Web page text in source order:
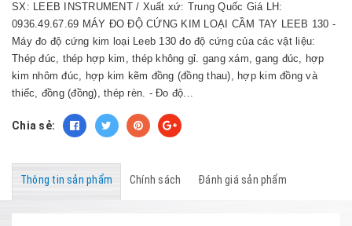
SX: LEEB INSTRUMENT / Xuất xứ: Trung Quốc Giá LH:
0936.49.67.69 MÁY ĐO ĐỘ CỨNG KIM LOẠI CẦM TAY LEEB 130 -
Máy đo độ cứng kim loại Leeb 130 đo độ cứng của các vật liệu:
Thép đúc, thép hợp kim, thép không gỉ. gang xám, gang đúc, hợp
kim nhôm đúc, hợp kim kẽm đồng (đồng thau), hợp kim đồng và
thiếc, đồng (đồng), thép rèn. - Đo độ...
Chia sẻ:
Thông tin sản phẩm Chính sách Đánh giá sản phẩm